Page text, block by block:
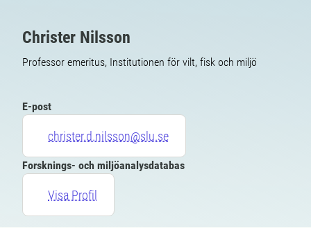
Christer Nilsson
Professor emeritus, Institutionen för vilt, fisk och miljö
E-post
christer.d.nilsson@slu.se
Forsknings- och miljöanalysdatabas
Visa Profil